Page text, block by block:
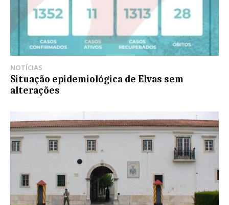
NOTÍCIAS
Situação epidemiológica de Elvas sem
alterações